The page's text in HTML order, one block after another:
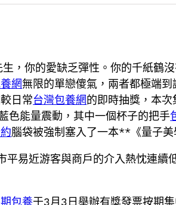
生，你的愛缺乏彈性。你的千紙鶴
網無限的單戀傻氣，兩者都極端
日常台灣包養網的即時抽獎，本
色能量震動，其中一個杯子的把手
腦袋被強制塞入了一本**《量子
平易近游客與商戶的介入熱忱連續
包養于3月3日舉辦有獎發票按期